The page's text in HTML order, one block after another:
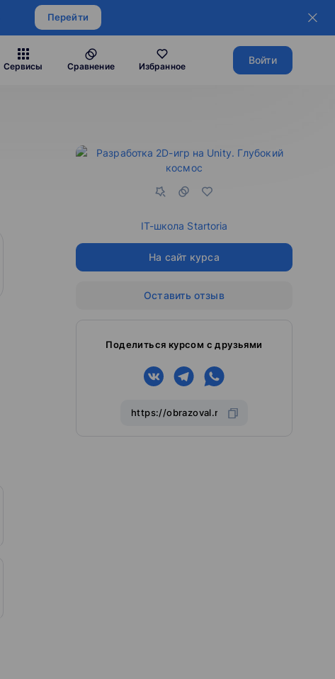
Перейти
Сервисы Сравнение Избранное
Войти
IT-школа Startoria
На сайт курса
Оставить отзыв
Поделиться курсом с друзьями